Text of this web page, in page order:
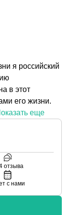
я российский
в этот
его жизни.
еще
отзыва
с нами